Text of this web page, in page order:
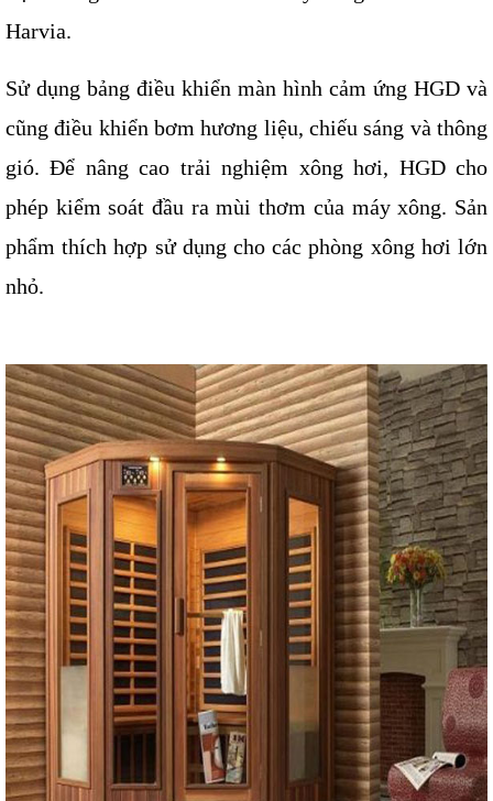
Harvia.
Sử dụng bảng điều khiển màn hình cảm ứng HGD và
cũng điều khiển bơm hương liệu, chiếu sáng và thông
gió. Để nâng cao trải nghiệm xông hơi, HGD cho
phép kiểm soát đầu ra mùi thơm của máy xông. Sản
phẩm thích hợp sử dụng cho các phòng xông hơi lớn
nhỏ.